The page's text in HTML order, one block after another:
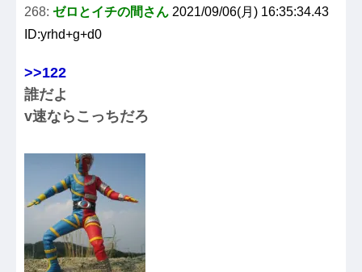
268: ゼロとイチの間さん 2021/09/06(月) 16:35:34.43
ID:yrhd+g+d0
>>122
誰だよ
v速ならこっちだろ